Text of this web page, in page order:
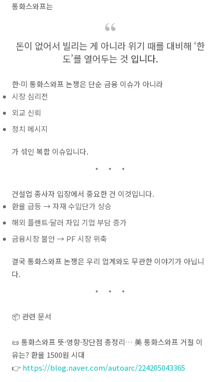
통화스와프는
돈이 없어서 빌리는 게 아니라 위기 때를 대비해 ‘한
도’를 열어두는 것 입니다.
한·미 통화스와프 논쟁은 단순 금융 이슈가 아니라
시장 심리전
외교 신뢰
정치 메시지
가 섞인 복합 이슈입니다.
건설업 종사자 입장에서 중요한 건 이것입니다.
환율 급등 → 자재 수입단가 상승
해외 플랜트·달러 차입 기업 부담 증가
금융시장 불안 → PF 시장 위축
결국 통화스와프 논쟁은 우리 업계와도 무관한 이야기가 아닙니
다.
📦 관련 문서
📜 통화스와프 뜻·영향·장단점 총정리… 美 통화스와프 거절 이
유는? 환율 1500원 시대
👉 https://blog.naver.com/autoarc/224205043365